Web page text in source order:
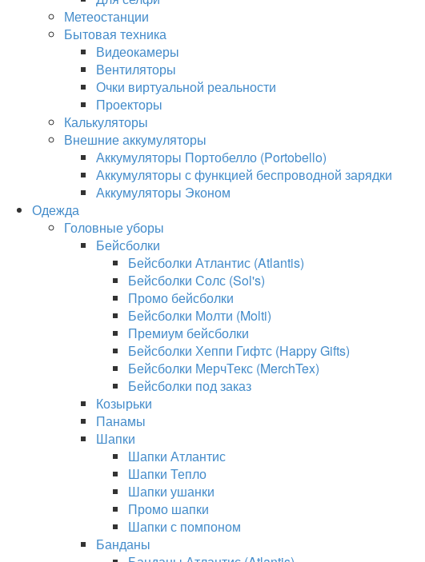
Метеостанции
Бытовая техника
Видеокамеры
Вентиляторы
Очки виртуальной реальности
Проекторы
Калькуляторы
Внешние аккумуляторы
Аккумуляторы Портобелло (Portobello)
Аккумуляторы с функцией беспроводной зарядки
Аккумуляторы Эконом
Одежда
Головные уборы
Бейсболки
Бейсболки Атлантис (Atlantis)
Бейсболки Солс (Sol's)
Промо бейсболки
Бейсболки Молти (Molti)
Премиум бейсболки
Бейсболки Хеппи Гифтс (Happy Gifts)
Бейсболки МерчТекс (MerchTex)
Бейсболки под заказ
Козырьки
Панамы
Шапки
Шапки Атлантис
Шапки Тепло
Шапки ушанки
Промо шапки
Шапки с помпоном
Банданы